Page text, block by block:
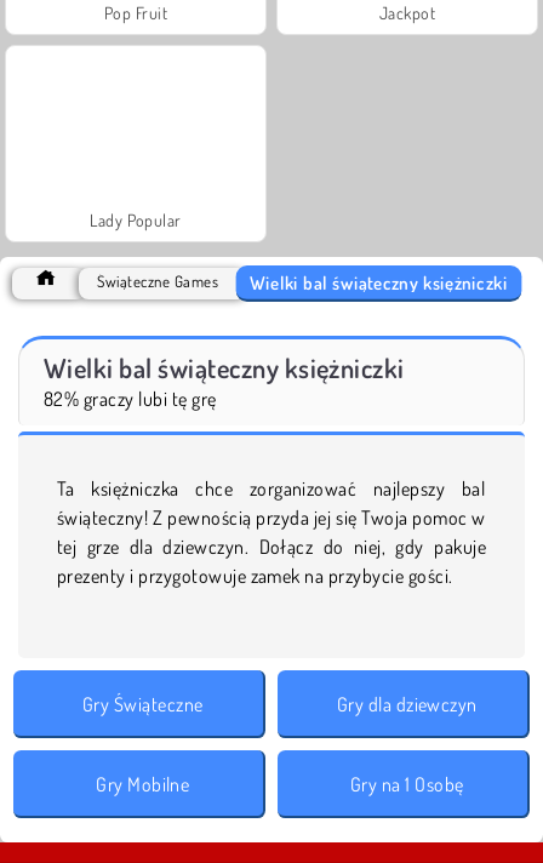
Pop Fruit Jackpot
Lady Popular
Świąteczne Games Wielki bal świąteczny księżniczki
Wielki bal świąteczny księżniczki
82% graczy lubi tę grę
Ta księżniczka chce zorganizować najlepszy bal
świąteczny! Z pewnością przyda jej się Twoja pomoc w
tej grze dla dziewczyn. Dołącz do niej, gdy pakuje
prezenty i przygotowuje zamek na przybycie gości.
Gry Świąteczne Gry dla dziewczyn
Gry Mobilne Gry na 1 Osobę